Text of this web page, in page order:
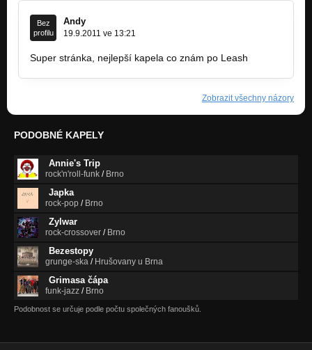
Bez
profilu
Andy
19.9.2011 ve 13:21
Super stránka, nejlepší kapela co znám po Leash
Zobrazit všechny názory
PODOBNÉ KAPELY
Annie's Trip
rock'n'roll-funk / Brno
Japka
rock-pop / Brno
Zylwar
rock-crossover / Brno
Bezestopy
grunge-ska / Hrušovany u Brna
Grimasa čápa
funk-jazz / Brno
Podobnost se určuje podle počtu společných fanoušků.